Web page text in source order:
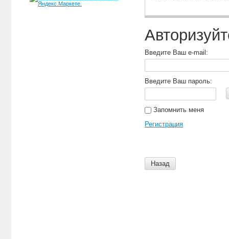
Введите Ваш e-mail:
Введите Ваш пароль:
Запомнить меня
Регистрация
Назад